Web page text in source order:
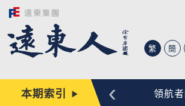
繁 簡
本期索引
心動時刻 編輯手記 領航
‹